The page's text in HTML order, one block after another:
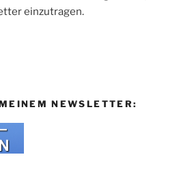
einzutragen.
NEWSLETTER: